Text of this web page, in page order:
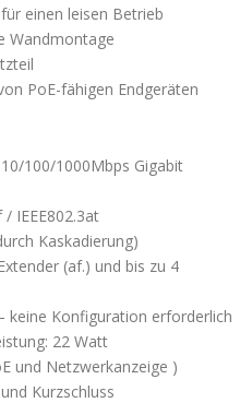
einen leisen Betrieb
Wandmontage
PoE-fähigen Endgeräten
100/1000Mbps Gigabit
/ IEEE802.3at
Kaskadierung)
(af.) und bis zu 4
keine Konfiguration erforderlich
22 Watt
und Netzwerkanzeige )
Kurzschluss